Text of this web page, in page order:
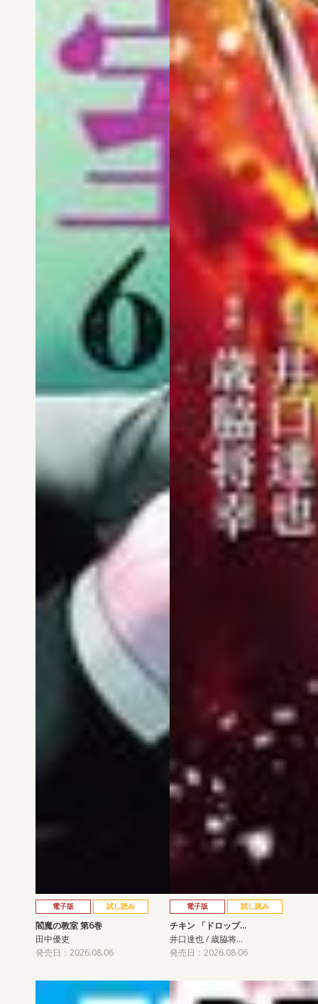
電子版 試し読み
閻魔の教室 第6巻
田中優吏
発売日：2026.08.06
電子版 試し読み
チキン 「ドロップ…
井口達也 / 歳脇将…
発売日：2026.08.06